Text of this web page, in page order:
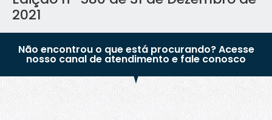
2021
Não encontrou o que está procurando? Acesse
nosso canal de atendimento e fale conosco